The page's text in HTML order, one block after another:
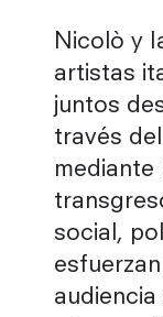
Nicolò y
artistas
juntos
través
mediante
social,